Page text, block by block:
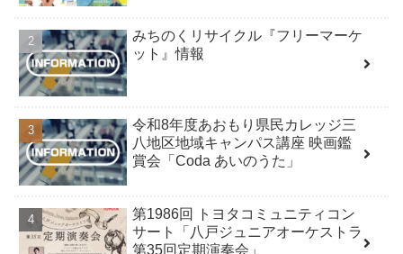
みちのくリサイクル『フリーマーケ
ット』情報
令和8年度あおもり県民カレッジ三
八地区地域キャンパス講座 映画鑑
賞会「Coda あいのうた」
第1986回 トヨタコミュニティコン
サート「八戸ジュニアオーケストラ
第35回定期演奏会」